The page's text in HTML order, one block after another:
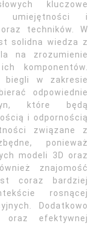
kluczowe
umiejętności i
techników. W
solidna wiedza z
na zrozumienie
komponentów.
biegli w zakresie
odpowiednie
które będą
i odpornością
związane z
ponieważ
modeli 3D oraz
znajomość
coraz bardziej
rosnącej
Dodatkowo
efektywnej